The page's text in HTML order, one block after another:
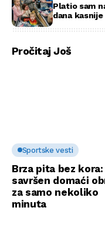
Platio sam
dana
Pročitaj Još
Sportske vesti
Brza pita bez kora:
savršen domaći
za samo nekoliko
minuta